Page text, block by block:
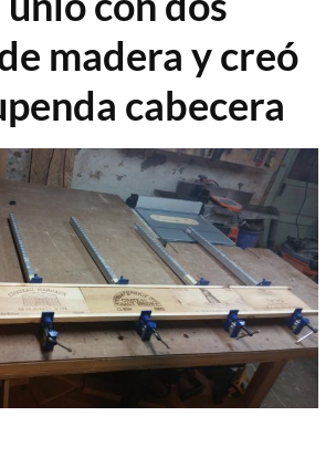
madera y creó
cabecera